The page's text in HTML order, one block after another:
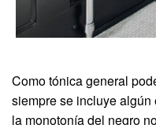
Como tónica general
siempre se incluye
la monotonía del negro